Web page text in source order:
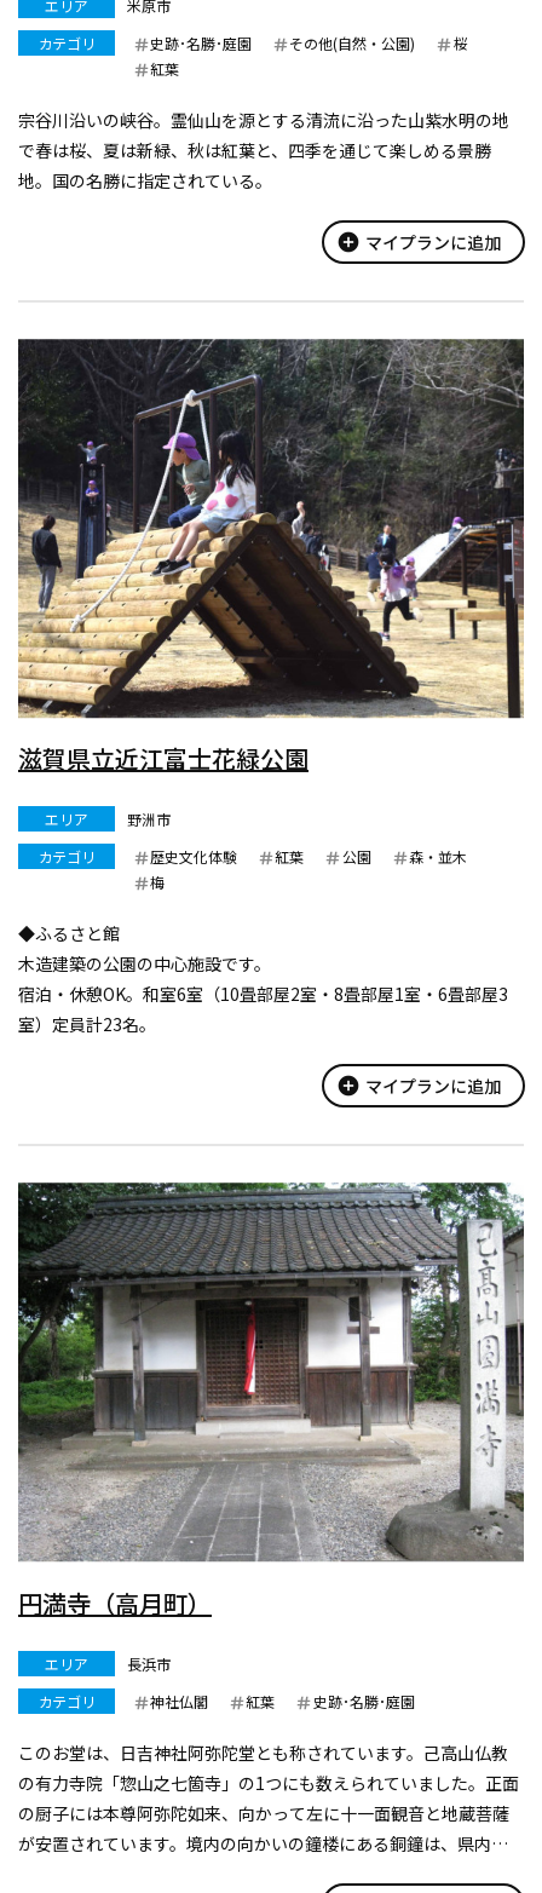
エリア
米原市
カテゴリ
史跡･名勝･庭園 その他(自然・公園)
桜
紅葉
宗谷川沿いの峡谷。霊仙山を源とする清流に沿った山紫水明の地
で春は桜、夏は新緑、秋は紅葉と、四季を通じて楽しめる景勝
地。国の名勝に指定されている。
add_circle マイプランに追加
滋賀県立近江富士花緑公園
エリア
野洲市
カテゴリ
歴史文化体験 紅葉 公園
森・並木
梅
◆ふるさと館
木造建築の公園の中心施設です。
宿泊・休憩OK。和室6室（10畳部屋2室・8畳部屋1室・6畳部屋3
室）定員計23名。
1棟貸しの宿泊棟です。（6棟あり、各4名定員）
ぐるぐるアスレチックや迷路、すべり台(3台)など、滋賀県の木材
add_circle マイプランに追加
円満寺（高月町）
エリア
長浜市
カテゴリ
神社仏閣 紅葉 史跡･名勝･庭園
このお堂は、日吉神社阿弥陀堂とも称されています。己高山仏教
の有力寺院「惣山之七箇寺」の1つにも数えられていました。正面
の厨子には本尊阿弥陀如来、向かって左に十一面観音と地蔵菩薩
が安置されています。境内の向かいの鐘楼にある銅鐘は、県内最